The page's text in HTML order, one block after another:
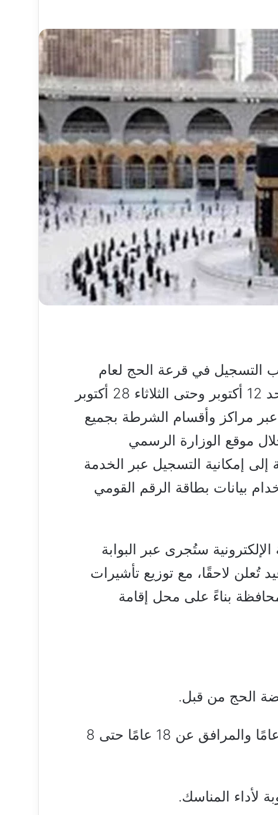
التسجيل في قرعة الحج لعام
1447 هـ / 2026 م، بدءًا من الأحد 12 أكتوبر وحتى الثلاثاء 28 أكتوبر
عبر مراكز وأقسام الشرطة بجميع
موقع الوزارة الرسمي
إلى إمكانية التسجيل عبر الخدمة
باستخدام بيانات بطاقة الرقم القومي
ستُجرى عبر البوابة
تُعلن لاحقًا، مع توزيع تأشيرات
بناءً على محل إقامة
الحج من قبل.
ألا يقل عمر المتقدم عن 21 عامًا والمرافق عن 18 عامًا حتى 8
لأداء المناسك.